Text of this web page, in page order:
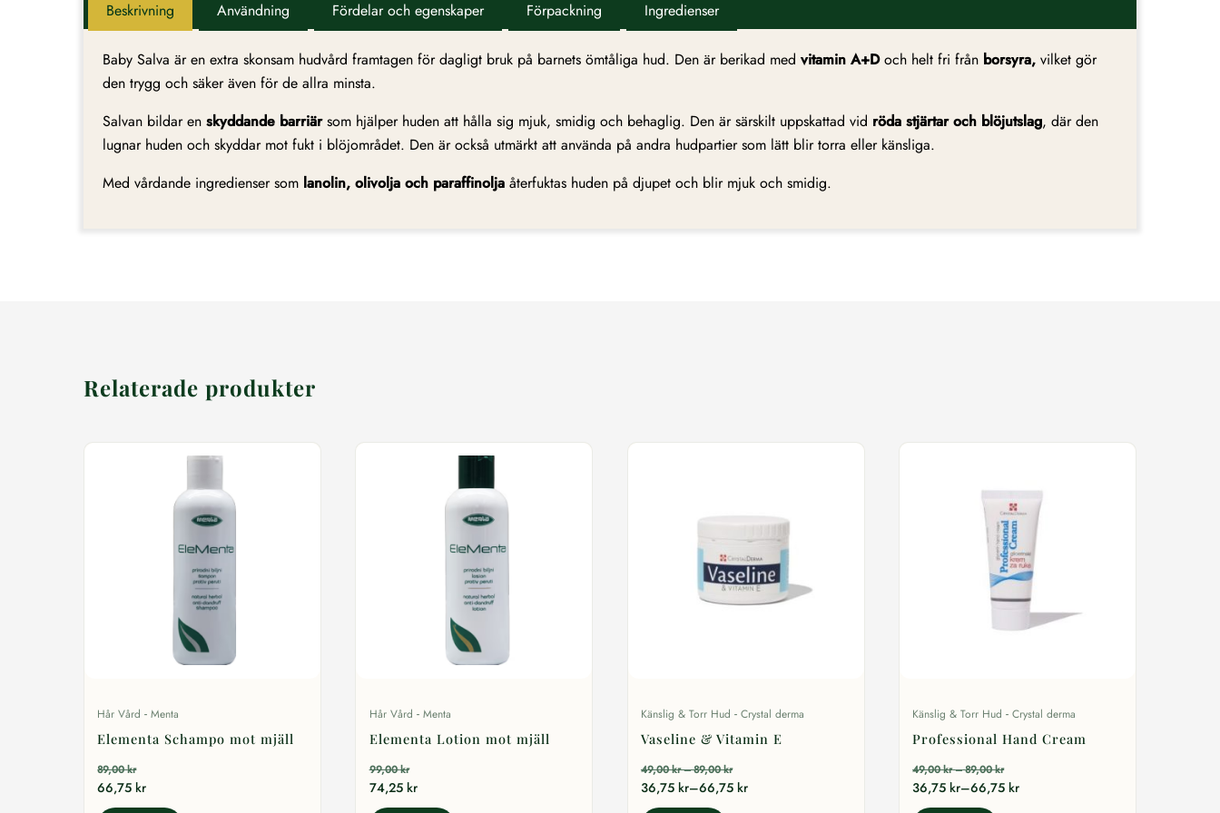
Beskrivning Användning Fördelar och egenskaper Förpackning Ingredienser
Baby Salva är en extra skonsam hudvård framtagen för dagligt bruk på barnets ömtåliga hud. Den är berikad med vitamin A+Doch helt fri från borsyra,vilket gör
den trygg och säker även för de allra minsta.
Salvan bildar en skyddande barriärsom hjälper huden att hålla sig mjuk, smidig och behaglig. Den är särskilt uppskattad vid röda stjärtar och blöjutslag, där den
lugnar huden och skyddar mot fukt i blöjområdet. Den är också utmärkt att använda på andra hudpartier som lätt blir torra eller känsliga.
Med vårdande ingredienser som lanolin, olivolja och paraffinoljaåterfuktas huden på djupet och blir mjuk och smidig.
Relaterade produkter
Hår Vård -Menta
Elementa Schampo mot mjäll
89,00kr
66,75 kr
Hår Vård - Menta
Elementa Lotion mot mjäll
99,00kr
74,25 kr
Känslig & Torr Hud - Crystal derma
Vaseline & Vitamin E
49,00kr–89,00krPrisintervall:
49,00 kr
36,75 kr–66,75 kr
Prisintervall:
36,75 kr
Känslig & Torr Hud -Crystal derma
Professional Hand Cream
49,00kr–89,00krPrisintervall:
49,00 kr
36,75 kr–66,75 kr
Prisintervall:
36,75 kr